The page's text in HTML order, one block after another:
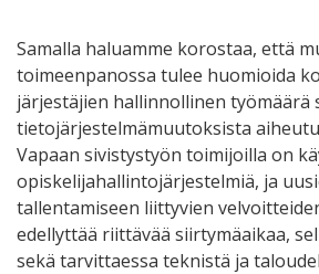
Samalla haluamme korostaa, että
toimeenpanossa tulee huomioida
järjestäjien hallinnollinen työmäärä
tietojärjestelmämuutoksista
Vapaan sivistystyön toimijoilla on
opiskelijahallintojärjestelmiä, ja
tallentamiseen liittyvien
edellyttää riittävää siirtymäaikaa,
sekä tarvittaessa teknistä ja